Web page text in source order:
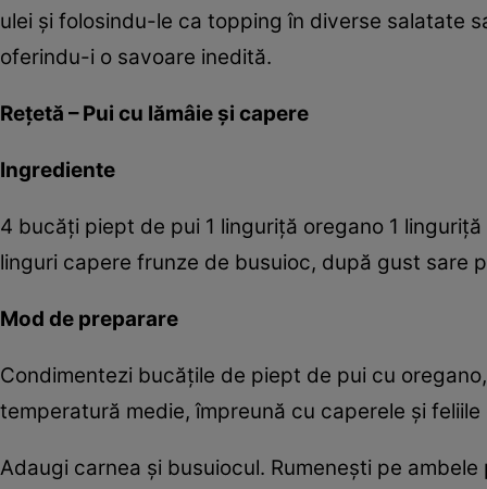
ulei şi folosindu-le ca topping în diverse salatate
oferindu-i o savoare inedită.
Reţetă – Pui cu lămâie şi capere
Ingrediente
4 bucăţi piept de pui 1 linguriţă oregano 1
linguri capere frunze de busuioc, după gust sare
Mod de preparare
Condimentezi bucăţile de piept de pui cu
temperatură medie, împreună cu caperele şi
Adaugi carnea şi busuiocul. Rumeneşti pe